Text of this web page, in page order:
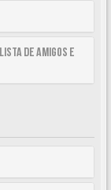
de Amigos e